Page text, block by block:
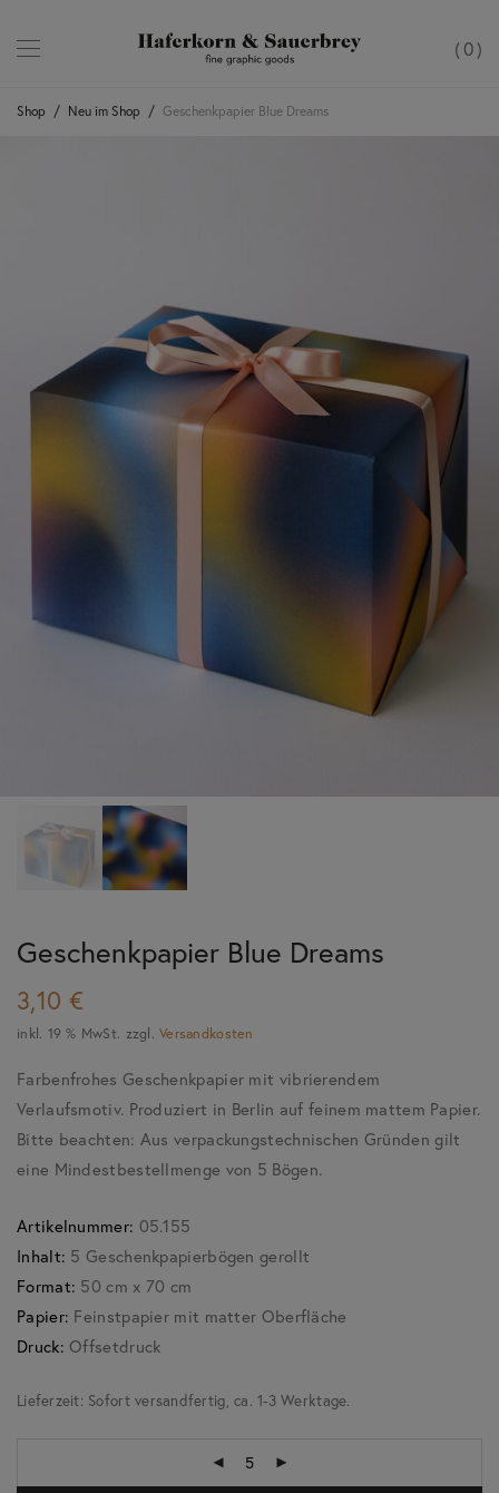
0
Shop / Neu im Shop / Geschenkpapier Blue Dreams
Geschenkpapier Blue Dreams
3,10 €
inkl. 19 % MwSt. zzgl.Versandkosten
Farbenfrohes Geschenkpapier mit vibrierendem
Verlaufsmotiv. Produziert in Berlin auf feinem mattem Papier.
Bitte beachten: Aus verpackungstechnischen Gründen gilt
eine Mindestbestellmenge von 5 Bögen.
Artikelnummer: 05.155
Inhalt: 5 Geschenkpapierbögen gerollt
Format: 50 cm x 70 cm
Papier: Feinstpapier mit matter Oberfläche
Druck: Offsetdruck
Lieferzeit: Sofort versandfertig, ca. 1-3 Werktage.